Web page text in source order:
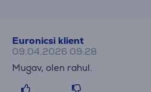
Euronicsi klient
09.04.2026 09:28
Mugav, olen rahul.